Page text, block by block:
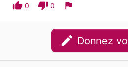
thumb_up 0 thumb_down 0 flag
edit Donnez